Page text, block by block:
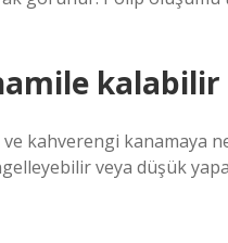
kalabilir
kahverengi kanamaya
veya düşük